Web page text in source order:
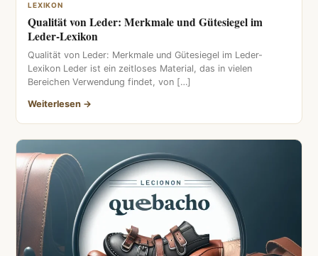
LEXIKON
Qualität von Leder: Merkmale und Gütesiegel im
Leder-Lexikon
Qualität von Leder: Merkmale und Gütesiegel im Leder-
Lexikon Leder ist ein zeitloses Material, das in vielen
Bereichen Verwendung findet, von […]
Weiterlesen →